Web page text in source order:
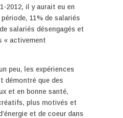
2012, il y aurait eu en
11% de salariés
salariés désengagés et
« activement
peu, les expériences
démontré que des
et en bonne santé,
plus motivés et
et de coeur dans